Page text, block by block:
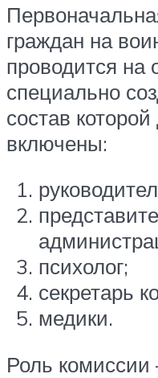
граждан на
проводится на
специально
состав
включены:
психолог;
секретарь
медики.
Роль комиссии